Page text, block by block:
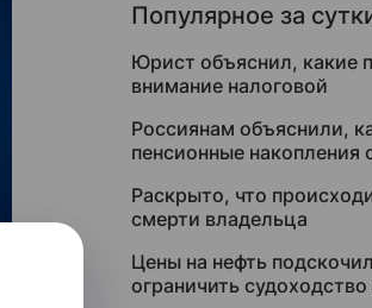
Популярное за
Юрист объяснил, какие
внимание налоговой
Россиянам объяснили,
пенсионные накопления
Раскрыто, что
смерти владельца
Цены на нефть
ограничить